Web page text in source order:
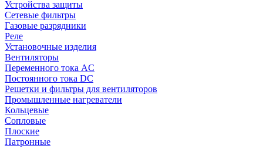
Устройства защиты
Сетевые фильтры
Газовые разрядники
Реле
Установочные изделия
Вентиляторы
Переменного тока AC
Постоянного тока DC
Решетки и фильтры для вентиляторов
Промышленные нагреватели
Кольцевые
Сопловые
Плоские
Патронные